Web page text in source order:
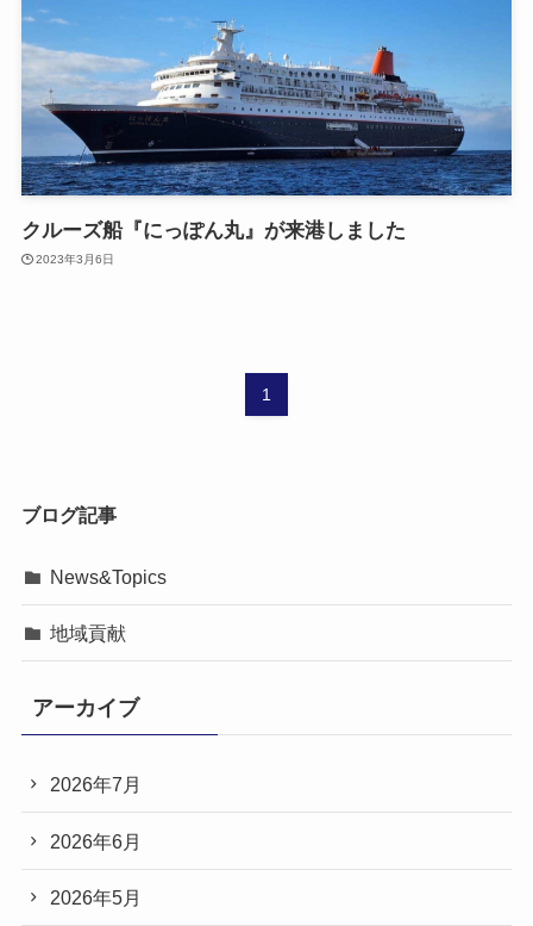
クルーズ船『にっぽん丸』が来港しました
2023年3月6日
1
ブログ記事
News&Topics
地域貢献
アーカイブ
2026年7月
2026年6月
2026年5月